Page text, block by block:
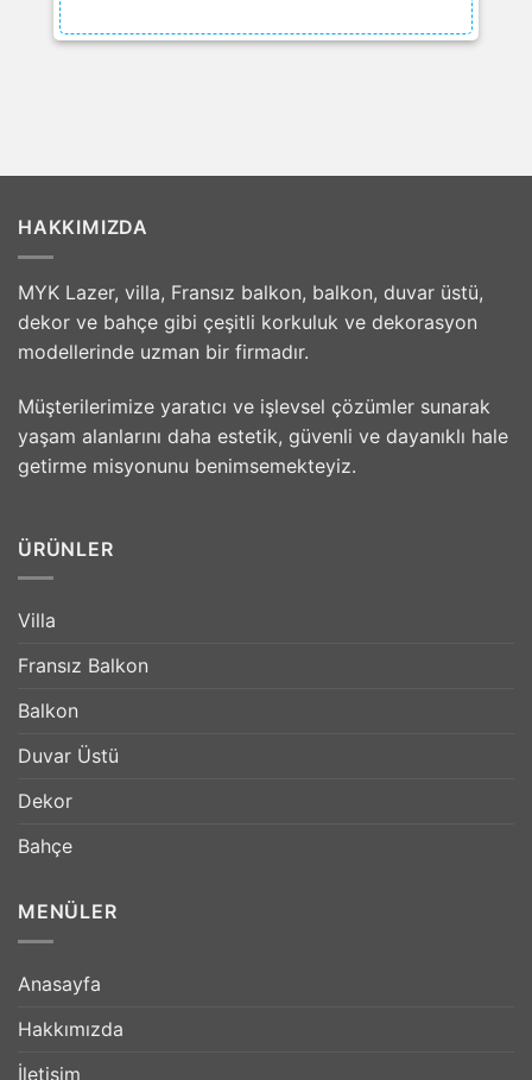
HAKKIMIZDA
MYK Lazer, villa, Fransız balkon, balkon, duvar üstü,
dekor ve bahçe gibi çeşitli korkuluk ve dekorasyon
modellerinde uzman bir firmadır.
Müşterilerimize yaratıcı ve işlevsel çözümler sunarak
yaşam alanlarını daha estetik, güvenli ve dayanıklı hale
getirme misyonunu benimsemekteyiz.
ÜRÜNLER
Villa
Fransız Balkon
Balkon
Duvar Üstü
Dekor
Bahçe
MENÜLER
Anasayfa
Hakkımızda
İletişim